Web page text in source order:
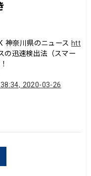
神奈川県のニュース htt
の迅速検出法（スマー
2020-03-26